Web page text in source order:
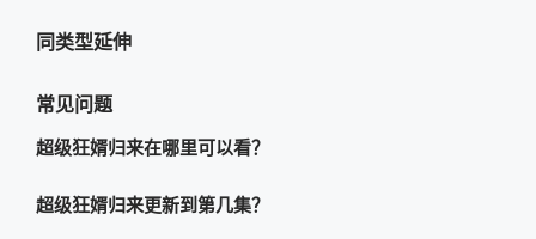
同类型延伸
常见问题
超级狂婿归来在哪里可以看？
超级狂婿归来更新到第几集？